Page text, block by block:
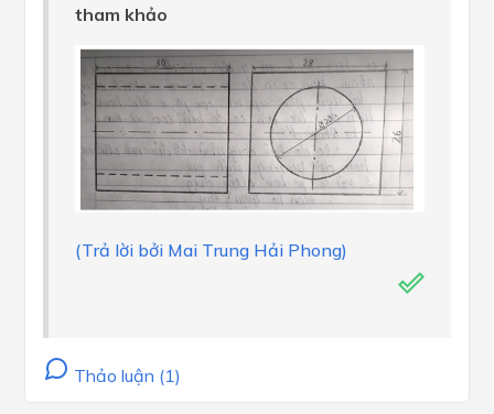
tham khảo
(Trả lời bởi Mai Trung Hải Phong)
Thảo luận (1)